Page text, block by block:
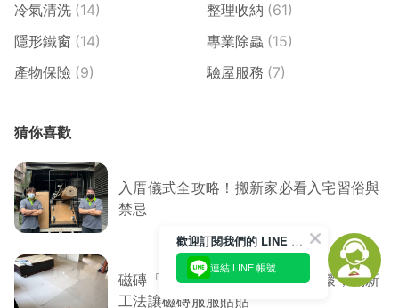
冷氣清洗 (14) 整理收納 (61)
隱形鐵窗 (14) 專業除蟲 (15)
產物保險 (9) 驗屋服務 (7)
猜你喜歡
入厝儀式全攻略！搬新家必看入宅習俗與
禁忌
磁磚「膨拱」怎麼辦？免敲打破壞，創新
工法讓磁磚服服貼貼
歡迎訂閱我們的 LINE 官方帳號
連結 LINE 帳號